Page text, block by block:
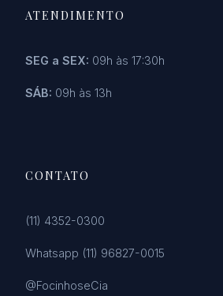
ATENDIMENTO
SEG a SEX: 09h às 17:30h
SÁB: 09h às 13h
CONTATO
(11) 4352-0300
Whatsapp (11) 96827-0015
@FocinhoseCia